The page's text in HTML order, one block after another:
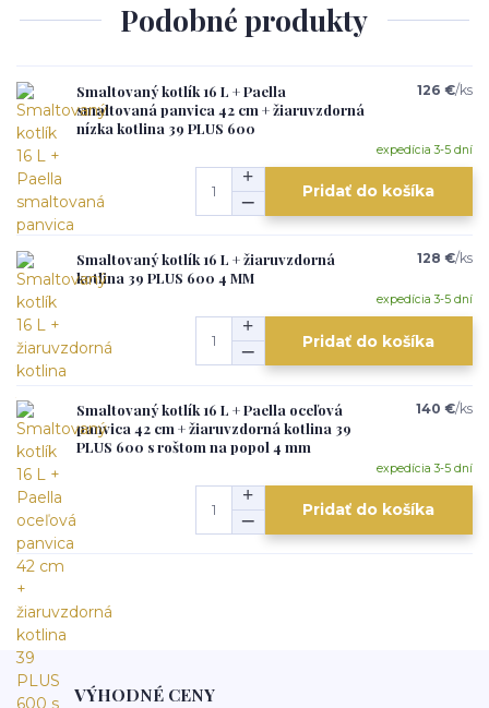
Podobné produkty
Smaltovaný kotlík 16 L + Paella
smaltovaná panvica 42 cm + žiaruvzdorná
nízka kotlina 39 PLUS 600
126 €/ks
expedícia 3-5 dní
Pridať do košíka
Smaltovaný kotlík 16 L + žiaruvzdorná
kotlina 39 PLUS 600 4 MM
128 €/ks
expedícia 3-5 dní
Pridať do košíka
Smaltovaný kotlík 16 L + Paella oceľová
panvica 42 cm + žiaruvzdorná kotlina 39
PLUS 600 s roštom na popol 4 mm
140 €/ks
expedícia 3-5 dní
Pridať do košíka
VÝHODNÉ CENY